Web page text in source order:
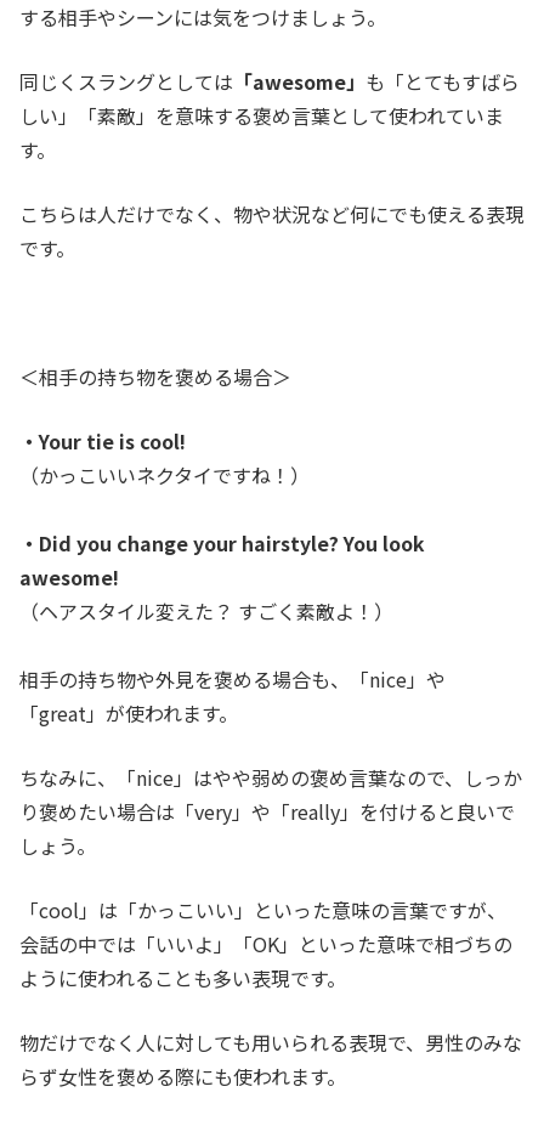
する相手やシーンには気をつけましょう。
同じくスラングとしては 「awesome」 も「とてもすばら
しい」「素敵」を意味する褒め言葉として使われていま
す。
こちらは人だけでなく、物や状況など何にでも使える表現
です。
＜相手の持ち物を褒める場合＞
・Your tie is cool!
（かっこいいネクタイですね！）
・Did you change your hairstyle? You look
awesome!
（ヘアスタイル変えた？ すごく素敵よ！）
相手の持ち物や外見を褒める場合も、「nice」や
「great」が使われます。
ちなみに、「nice」はやや弱めの褒め言葉なので、しっか
り褒めたい場合は「very」や「really」を付けると良いで
しょう。
「cool」は「かっこいい」といった意味の言葉ですが、
会話の中では「いいよ」「OK」といった意味で相づちの
ように使われることも多い表現です。
物だけでなく人に対しても用いられる表現で、男性のみな
らず女性を褒める際にも使われます。